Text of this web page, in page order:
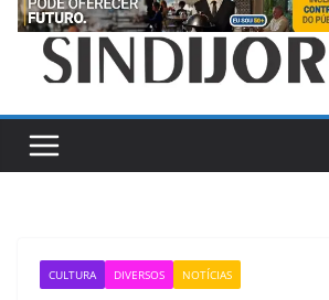
CULTURA DIVERSOS NOTÍCIAS